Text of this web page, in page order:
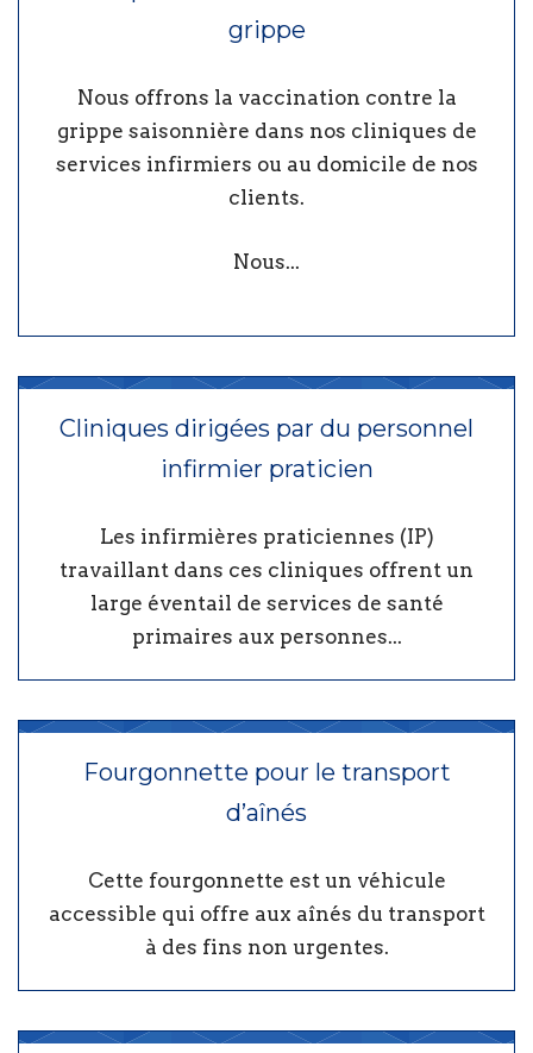
grippe
Nous offrons la vaccination contre la
grippe saisonnière dans nos cliniques de
services infirmiers ou au domicile de nos
clients.
Nous...
Cliniques dirigées par du personnel
infirmier praticien
Les infirmières praticiennes (IP)
travaillant dans ces cliniques offrent un
large éventail de services de santé
primaires aux personnes...
Fourgonnette pour le transport
d’aînés
Cette fourgonnette est un véhicule
accessible qui offre aux aînés du transport
à des fins non urgentes.